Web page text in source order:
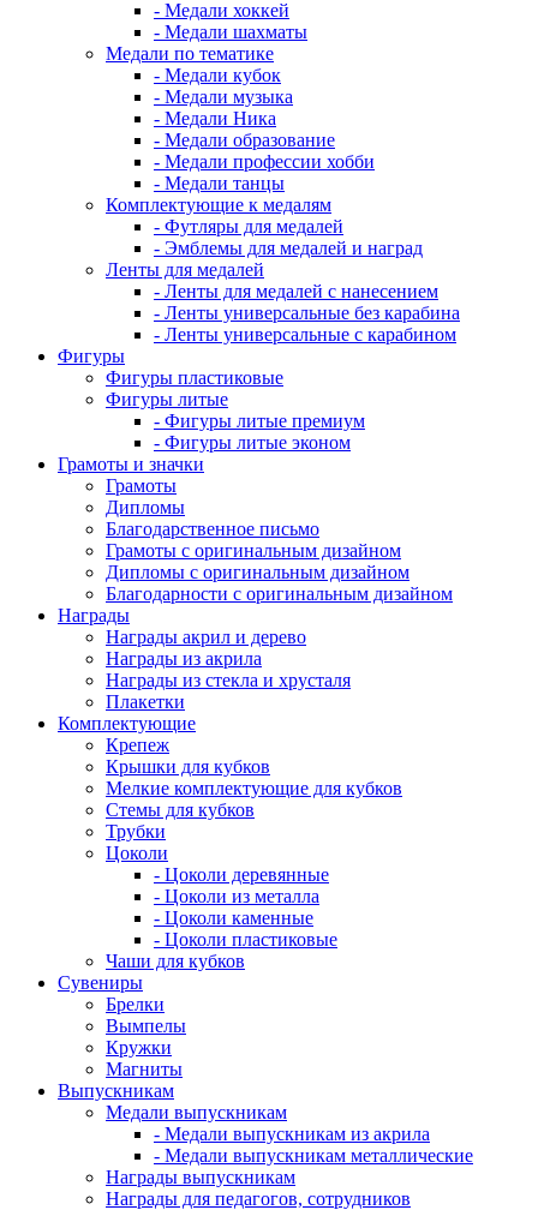
- Медали хоккей
- Медали шахматы
Медали по тематике
- Медали кубок
- Медали музыка
- Медали Ника
- Медали образование
- Медали профессии хобби
- Медали танцы
Комплектующие к медалям
- Футляры для медалей
- Эмблемы для медалей и наград
Ленты для медалей
- Ленты для медалей с нанесением
- Ленты универсальные без карабина
- Ленты универсальные с карабином
Фигуры
Фигуры пластиковые
Фигуры литые
- Фигуры литые премиум
- Фигуры литые эконом
Грамоты и значки
Грамоты
Дипломы
Благодарственное письмо
Грамоты с оригинальным дизайном
Дипломы с оригинальным дизайном
Благодарности с оригинальным дизайном
Награды
Награды акрил и дерево
Награды из акрила
Награды из стекла и хрусталя
Плакетки
Комплектующие
Крепеж
Крышки для кубков
Мелкие комплектующие для кубков
Стемы для кубков
Трубки
Цоколи
- Цоколи деревянные
- Цоколи из металла
- Цоколи каменные
- Цоколи пластиковые
Чаши для кубков
Сувениры
Брелки
Вымпелы
Кружки
Магниты
Выпускникам
Медали выпускникам
- Медали выпускникам из акрила
- Медали выпускникам металлические
Награды выпускникам
Награды для педагогов, сотрудников